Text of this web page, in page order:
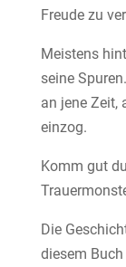
Freude zu
Meistens
seine
an jene Zeit,
einzog.
Komm gut
Die
diesem